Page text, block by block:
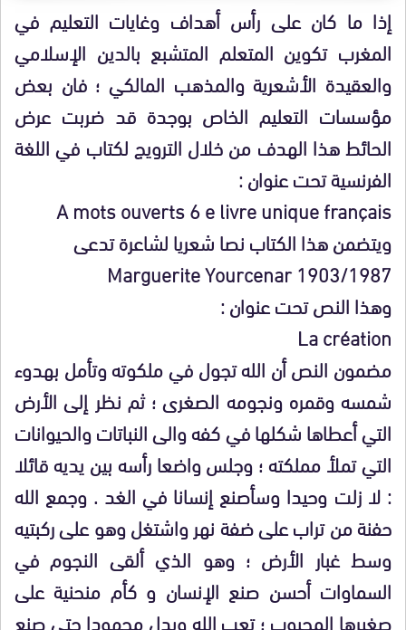
إذا ما كان على رأس أهداف وغايات التعليم في
المغرب تكوين المتعلم المتشبع بالدين الإسلامي
والعقيدة الأشعرية والمذهب المالكي ؛ فان بعض
مؤسسات التعليم الخاص بوجدة قد ضربت عرض
الحائط هذا الهدف من خلال الترويج لكتاب في اللغة
الفرنسية تحت عنوان :
A mots ouverts 6 e livre unique français
ويتضمن هذا الكتاب نصا شعريا لشاعرة تدعى
Marguerite Yourcenar 1903/1987
وهذا النص تحت عنوان :
La création
مضمون النص أن الله تجول في ملكوته وتأمل بهدوء
شمسه وقمره ونجومه الصغرى ؛ ثم نظر إلى الأرض
التي أعطاها شكلها في كفه والى النباتات والحيوانات
التي تملأ مملكته ؛ وجلس واضعا رأسه بين يديه قائلا
: لا زلت وحيدا وسأصنع إنسانا في الغد . وجمع الله
حفنة من تراب على ضفة نهر واشتغل وهو على ركبتيه
وسط غبار الأرض ؛ وهو الذي ألقى النجوم في
السماوات أحسن صنع الإنسان و كأم منحنية على
صغيرها المحبوب ؛ تعب الله وبدل مجهودا حتى صنع